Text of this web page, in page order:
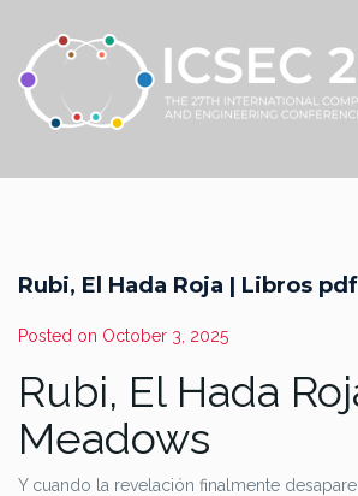
Rubi, El Hada Roja | Libros pdf
Posted on October 3, 2025
Rubi, El Hada
Meadows
Y cuando la revelación finalmente